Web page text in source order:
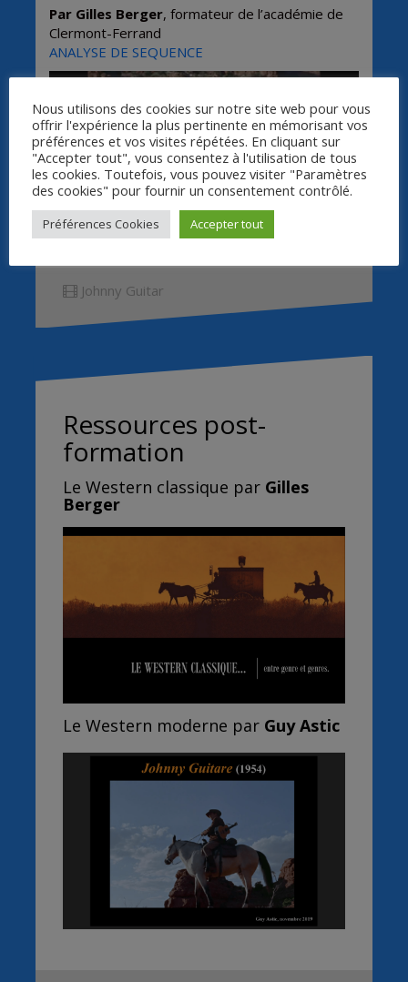
Par Gilles Berger, formateur de l’académie de
Clermont-Ferrand
ANALYSE DE SEQUENCE
Johnny Guitar
Ressources post-
formation
Le Western classique par Gilles
Berger
Le Western moderne par Guy Astic
Nous utilisons des cookies sur notre site web pour vous
offrir l'expérience la plus pertinente en mémorisant vos
préférences et vos visites répétées. En cliquant sur
"Accepter tout", vous consentez à l'utilisation de tous
les cookies. Toutefois, vous pouvez visiter "Paramètres
des cookies" pour fournir un consentement contrôlé.
Préférences Cookies Accepter tout